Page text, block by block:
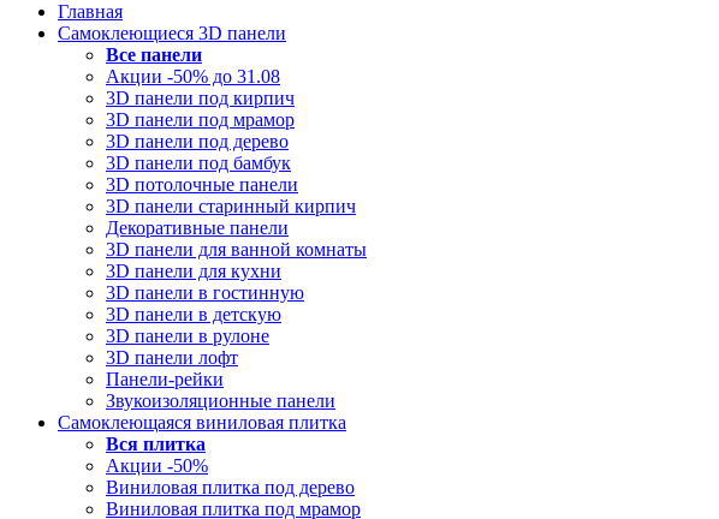
Главная
Самоклеющиеся 3D панели
Все панели
Акции -50% до 31.08
3D панели под кирпич
3D панели под мрамор
3D панели под дерево
3D панели под бамбук
3D потолочные панели
3D панели старинный кирпич
Декоративные панели
3D панели для ванной комнаты
3D панели для кухни
3D панели в гостинную
3D панели в детскую
3D панели в рулоне
3D панели лофт
Панели-рейки
Звукоизоляционные панели
Самоклеющаяся виниловая плитка
Вся плитка
Акции -50%
Виниловая плитка под дерево
Виниловая плитка под мрамор